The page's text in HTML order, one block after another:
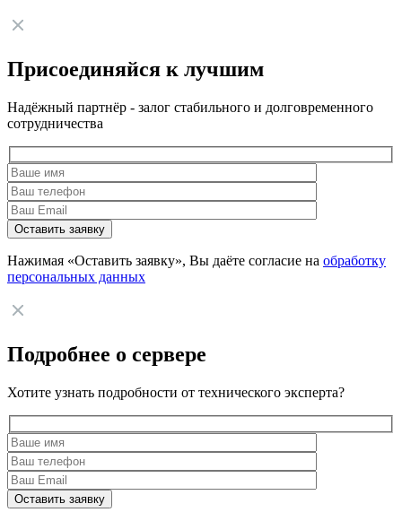
Присоединяйся к лучшим
Надёжный партнёр - залог стабильного и долговременного
сотрудничества
Нажимая «Оставить заявку», Вы даёте согласие на обработку
персональных данных
Подробнее о сервере
Хотите узнать подробности от технического эксперта?